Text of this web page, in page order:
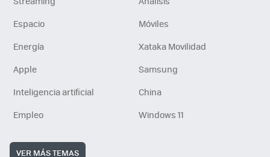
Espacio
Móviles
Energía
Xataka Movilidad
Apple
Samsung
Inteligencia artificial
China
Empleo
Windows 11
VER MÁS TEMAS